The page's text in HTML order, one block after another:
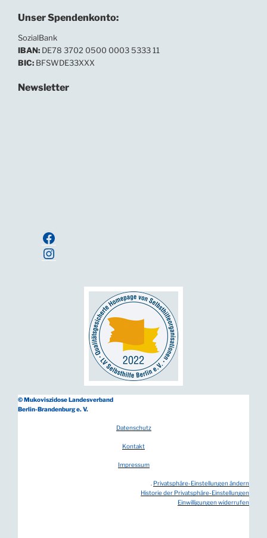
Unser Spendenkonto:
SozialBank
IBAN: DE78 3702 0500 0003 5333 11
BIC: BFSWDE33XXX
Newsletter
Facebook
Instagram
© Mukoviszidose Landesverband
Berlin-Brandenburg e. V.
Datenschutz
Kontakt
Impressum
Privatsphäre-Einstellungen ändern
Historie der Privatsphäre-Einstellungen
Einwilligungen widerrufen